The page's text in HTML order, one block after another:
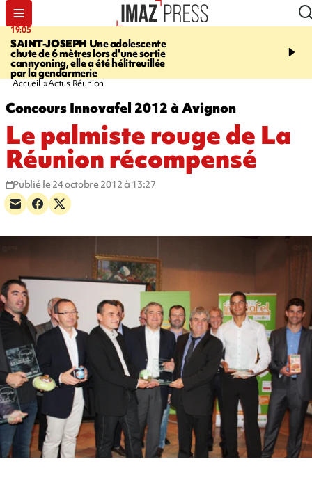
19:05
SAINT-JOSEPH Une adolescente
chute de 6 mètres lors d'une sortie
cannyoning, elle a été hélitreuillée
par la gendarmerie
20:44
rouée de coups,
Accueil Actus Réunion
Concours Innovafel 2012 à Avignon
Le palmiste rouge de La
Réunion récompensé
Publié le 24 octobre 2012 à 13:27